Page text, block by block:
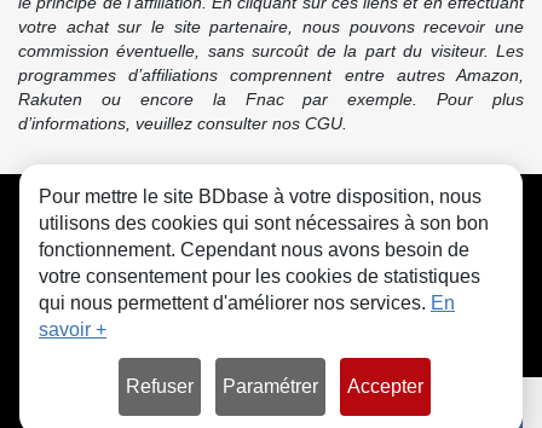
votre achat sur le site partenaire, nous pouvons recevoir une
commission éventuelle, sans surcoût de la part du visiteur. Les
programmes d’affiliations comprennent entre autres Amazon,
Rakuten ou encore la Fnac par exemple. Pour plus
d’informations, veuillez consulter nos CGU.
CGU FAQ Contact Cookies
Pour mettre le site BDbase à votre disposition, nous
utilisons des cookies qui sont nécessaires à son bon
fonctionnement. Cependant nous avons besoin de
votre consentement pour les cookies de statistiques
qui nous permettent d'améliorer nos services. En
savoir +
Refuser Paramétrer Accepter